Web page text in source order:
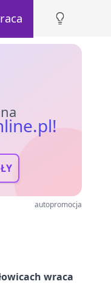
autopromocja
wraca